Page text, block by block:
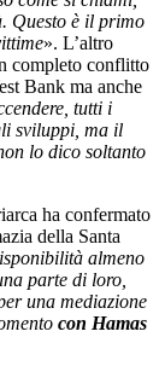
Questo è il primo
». L’altro
completo conflitto
Bank ma anche
tutti i
sviluppi, ma il
lo dico soltanto
ha confermato
della Santa
almeno
parte di loro,
una mediazione
con Hamas